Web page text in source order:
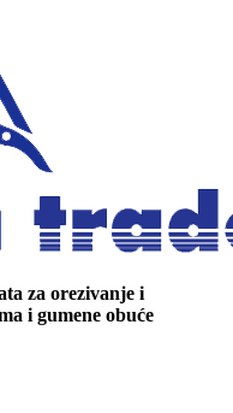
za orezivanje i
i gumene obuće